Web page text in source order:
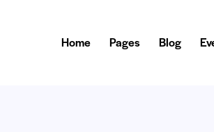
Home Pages Blog